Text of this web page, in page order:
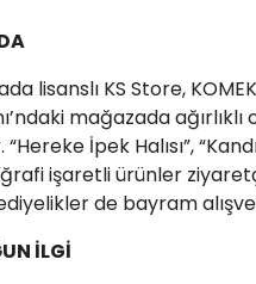
lisanslı KS Store,
mağazada
İpek Halısı”,
işaretli ürünler
de bayram
İLGİ